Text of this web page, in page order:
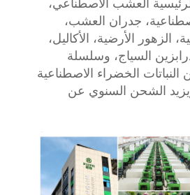
العشب الاصطناعي،
جدران العشب،
الزهور الأرضية، الأكاليل،
السياج، وسلسلة
الخضراء الاصطناعية
الشحن السنوي عن